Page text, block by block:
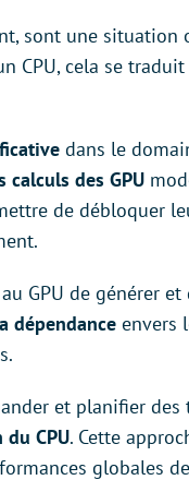
sont une situation
CPU, cela se
dans le
calculs des GPU
de débloquer
GPU de générer et
dépendance envers
et planifier des
CPU. Cette
globales